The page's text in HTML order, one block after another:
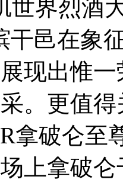
世界烈酒
干邑在象
现出惟
。更值
拿破仑
上拿破